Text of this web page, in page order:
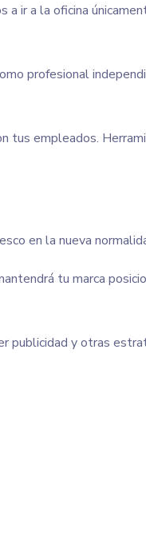
ir a la oficina
profesional
tus empleados.
en la nueva
tu marca
publicidad y otras